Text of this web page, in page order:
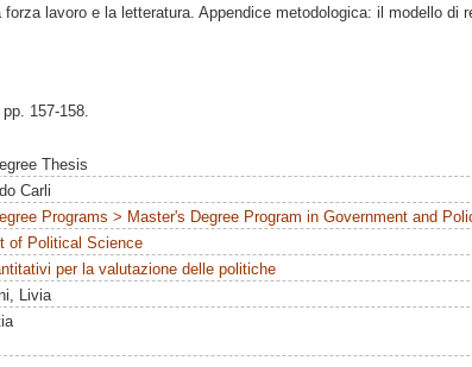
lavoro e la letteratura. Appendice metodologica: il modello di
157-158.
Thesis
Carli
Programs > Master's Degree Program in Government and
of Political Science
per la valutazione delle politiche
Livia